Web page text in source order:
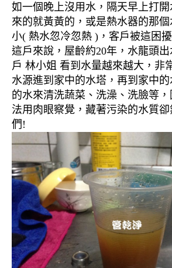
如一個晚上沒用水，隔天早上打
來的就黃黃的，或是熱水器的那
小( 熱水忽冷忽熱 )，客戶被這困
這戶來說，屋齡約20年，水龍頭
戶 林小姐 看到水量越來越大，非
水源進到家中的水塔，再到家中
的水來清洗蔬菜、洗澡、洗臉等
法用肉眼察覺，藏著污染的水質
們!